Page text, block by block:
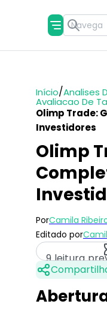
Início/Analises
Avaliacao De
Olimp Trade:
Investidores
Olimp
PorCamila
Editado por
9 leitura